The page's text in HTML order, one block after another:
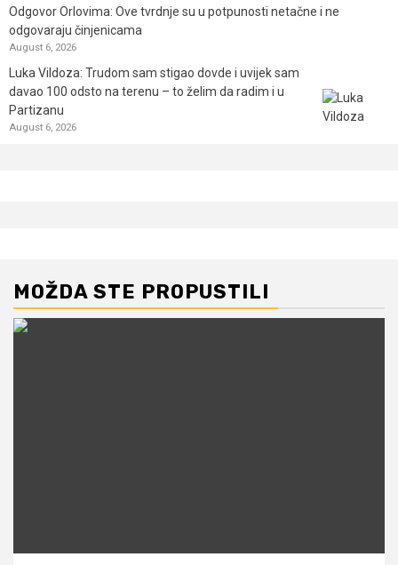
Odgovor Orlovima: ​Ove tvrdnje su u potpunosti netačne i ne
odgovaraju činjenicama
August 6, 2026
Luka Vildoza: Trudom sam stigao dovde i uvijek sam
davao 100 odsto na terenu – to želim da radim i u
Partizanu
August 6, 2026
MOŽDA STE PROPUSTILI